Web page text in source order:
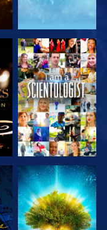
KIJK
VERKEN DE
SERIE